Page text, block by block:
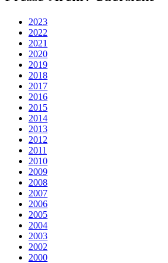
2023
2022
2021
2020
2019
2018
2017
2016
2015
2014
2013
2012
2011
2010
2009
2008
2007
2006
2005
2004
2003
2002
2000